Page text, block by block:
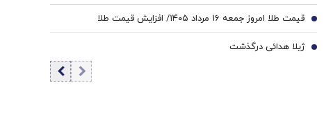
هم بلد نیست
قیمت طلا امروز جمعه ۱۶ مرداد ۱۴۰۵/ افزایش قیمت طلا 9
ژیلا هدائی درگذشت 10